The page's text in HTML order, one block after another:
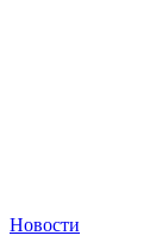
Новости